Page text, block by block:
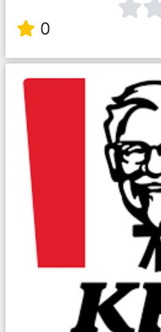
0